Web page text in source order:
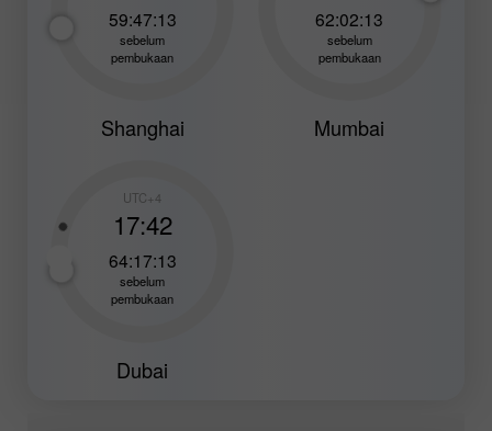
59:47:11
sebelum
pembukaan
Shanghai
62:02:11
sebelum
pembukaan
Mumbai
UTC+4
17:42
64:17:11
sebelum
pembukaan
Dubai